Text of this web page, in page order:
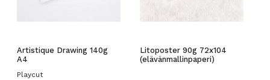
Artistique Drawing 140g
A4
Playcut
Litoposter 90g 72x104
(elävänmallinpaperi)